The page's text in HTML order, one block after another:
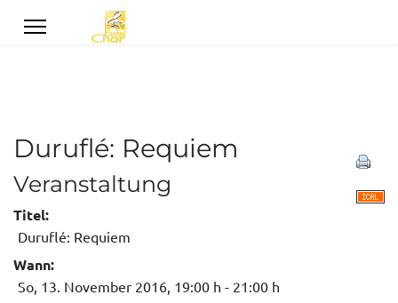
Duruflé: Requiem
Veranstaltung
Titel:
Duruflé: Requiem
Wann:
So, 13. November 2016, 19:00 h - 21:00 h